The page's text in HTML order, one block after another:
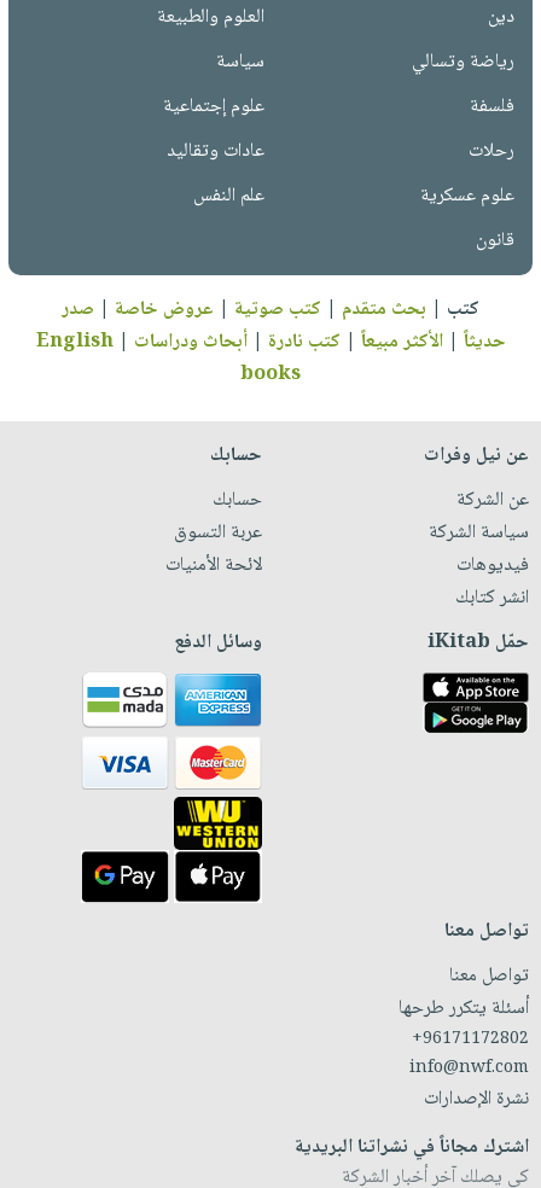
دين
العلوم والطبيعة
رياضة وتسالي
سياسة
فلسفة
علوم إجتماعية
رحلات
عادات وتقاليد
علوم عسكرية
علم النفس
قانون
كتب | بحث متقدم | كتب صوتية | عروض خاصة | صدر
حديثاً |الأكثر مبيعاً | كتب نادرة |أبحاث ودراسات |
English
books
عن نيل وفرات
عن الشركة
سياسة الشركة
فيديوهات
انشر كتابك
حسابك
حسابك
عربة التسوق
لائحة الأمنيات
حمّل iKitab وسائل الدفع
تواصل معنا
تواصل معنا
أسئلة يتكرر طرحها
+96171172802
info@nwf.com
نشرة الإصدارات
اشترك مجاناً في نشراتنا البريدية
كي يصلك آخر أخبار الشركة